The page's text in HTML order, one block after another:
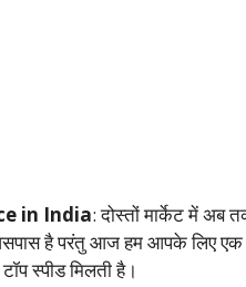
in India: दोस्तों मार्केट में अब
है परंतु आज हम आपके लिए एक
स्पीड मिलती है।